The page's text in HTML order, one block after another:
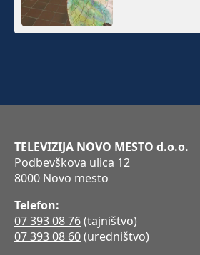
TELEVIZIJA NOVO MESTO d.o.o.
Podbevškova ulica 12
8000 Novo mesto
Telefon:
07 393 08 76(tajništvo)
07 393 08 60(uredništvo)